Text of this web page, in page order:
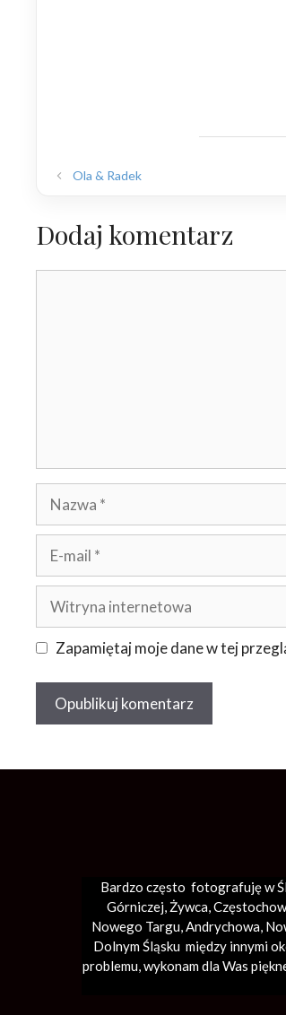
Ola & Radek
Dodaj komentarz
Nazwa
mail
Witryna
internetowa
Zapamiętaj moje dane w tej
Bardzo często fotografuję w
Górniczej, Żywca,
Nowego Targu,Andrychowa,
Dolnym Śląsku między innymi
problemu, wykonam dla Was